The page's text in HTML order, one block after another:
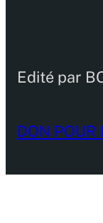
Edité par
DON POUR